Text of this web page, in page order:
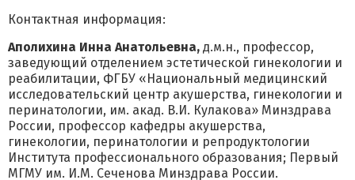
Контактная информация:
Аполихина Инна Анатольевна, д.м.н., профессор,
заведующий отделением эстетической гинекологии и
реабилитации, ФГБУ «Национальный медицинский
исследовательский центр акушерства, гинекологии и
перинатологии, им. акад. В.И. Кулакова» Минздрава
России, профессор кафедры акушерства,
гинекологии, перинатологии и репродуктологии
Института профессионального образования; Первый
МГМУ им. И.М. Сеченова Минздрава России.